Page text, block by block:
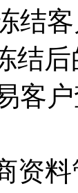
结
结
客
资料